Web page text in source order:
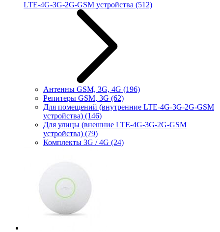
LTE-4G-3G-2G-GSM устройства (512)
Антенны GSM, 3G, 4G (196)
Репитеры GSM, 3G (62)
Для помещений (внутренние LTE-4G-3G-2G-GSM
устройства) (146)
Для улицы (внешние LTE-4G-3G-2G-GSM
устройства) (79)
Комплекты 3G / 4G (24)